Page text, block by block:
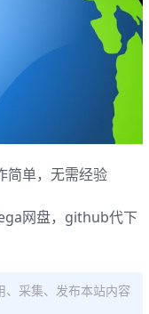
简单，无需经验
网盘，github代下
、采集、发布本站内容